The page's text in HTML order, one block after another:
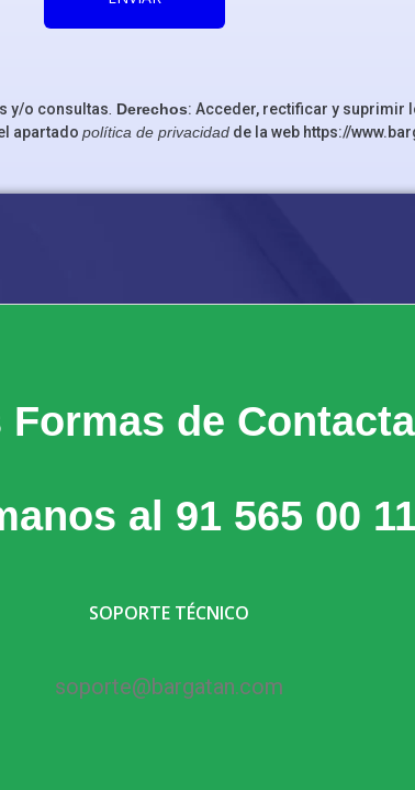
y/o consultas Derechos: Acceder, rectificar y suprimir
apartado política de privacidadde la web https://
Formas de
al 91 565 00
SOPORTE TÉCNICO
soporte@bargatan.com